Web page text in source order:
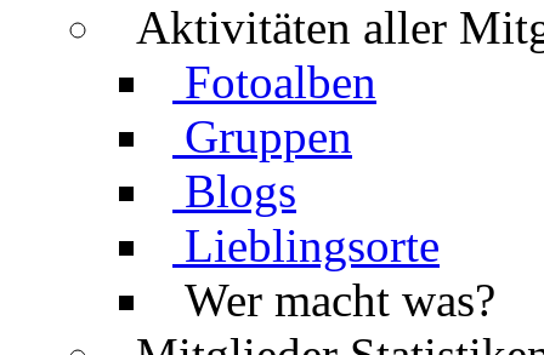
Aktivitäten aller
Fotoalben
Gruppen
Blogs
Lieblingsorte
Wer macht was?